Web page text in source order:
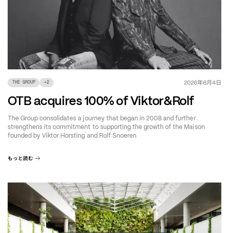
THE GROUP +2 2026年6月4日
OTB acquires 100% of Viktor&Rolf
The Group consolidates a journey that began in 2008 and further
strengthens its commitment to supporting the growth of the Maison
founded by Viktor Horsting and Rolf Snoeren
もっと読む